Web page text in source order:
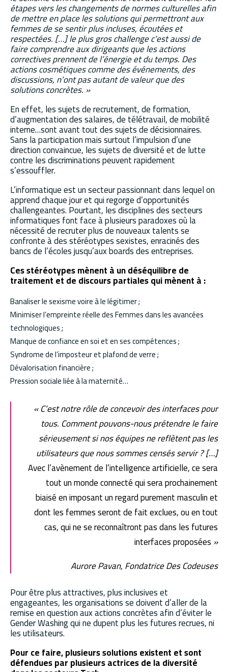
étapes vers les changements de normes culturelles afin
de mettre en place les solutions qui permettront aux
femmes de se sentir plus incluses, écoutées et
respectées. […] le plus gros challenge c’est aussi de
faire comprendre aux dirigeants que les actions
correctives prennent de l’énergie et du temps. Des
actions cosmétiques comme des événements, des
discussions, n’ont pas autant de valeur que des
solutions concrètes. »
En effet, les sujets de recrutement, de formation,
d’augmentation des salaires, de télétravail, de mobilité
interne…sont avant tout des sujets de décisionnaires.
Sans la participation mais surtout l’impulsion d’une
direction convaincue, les sujets de diversité et de lutte
contre les discriminations peuvent rapidement
s’essouffler.
L’informatique est un secteur passionnant dans lequel on
apprend chaque jour et qui regorge d’opportunités
challengeantes. Pourtant, les disciplines des secteurs
informatiques font face à plusieurs paradoxes où la
nécessité de recruter plus de nouveaux talents se
confronte à des stéréotypes sexistes, enracinés des
bancs de l’écoles jusqu’aux boards des entreprises.
Ces stéréotypes mènent à un déséquilibre de
traitement et de discours partiales qui mènent à :
Banaliser le sexisme voire à le légitimer ;
Minimiser l’empreinte réelle des Femmes dans les avancées
technologiques ;
Manque de confiance en soi et en ses compétences ;
Syndrome de l’imposteur et plafond de verre ;
Dévalorisation financière ;
Pression sociale liée à la maternité…
« C’est notre rôle de concevoir des interfaces pour
tous. Comment pouvons-nous prétendre le faire
sérieusement si nos équipes ne reflètent pas les
utilisateurs que nous sommes censés servir ? […]
Avec l’avènement de l’intelligence artificielle, ce sera
tout un monde connecté qui sera prochainement
biaisé en imposant un regard purement masculin et
dont les femmes seront de fait exclues, ou en tout
cas, qui ne se reconnaîtront pas dans les futures
interfaces proposées»
Aurore Pavan, Fondatrice Des Codeuses
Pour être plus attractives, plus inclusives et
engageantes, les organisations se doivent d’aller de la
remise en question aux actions concrètes afin d’éviter le
Gender Washing qui ne dupent plus les futures recrues, ni
les utilisateurs.
Pour ce faire, plusieurs solutions existent et sont
défendues par plusieurs actrices de la diversité